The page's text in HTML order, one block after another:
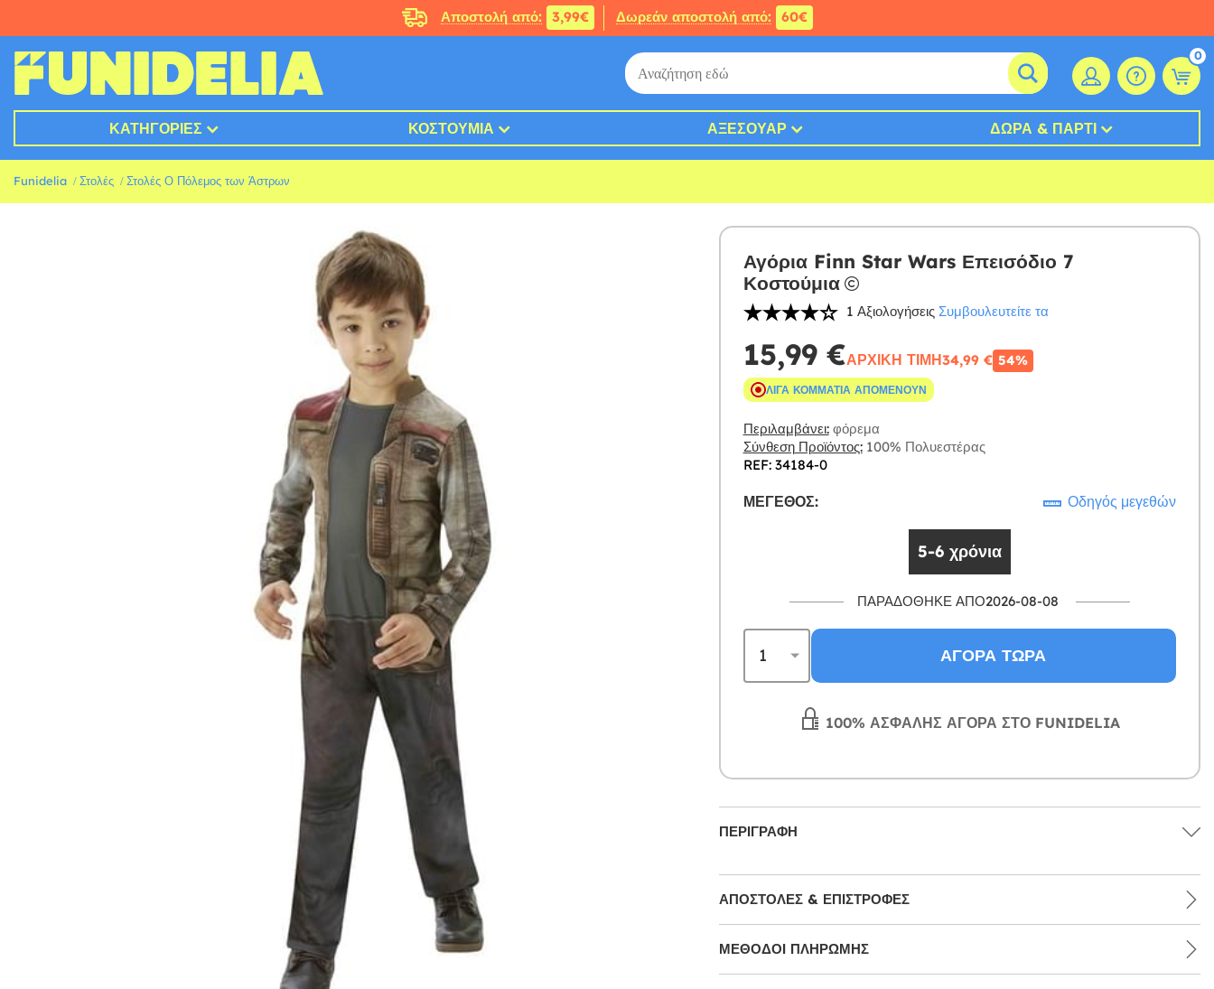
Αποστολή από: 3,99€ Δωρεάν αποστολή από: 60€
0
ΚΑΤΗΓΟΡΊΕΣ ΚΟΣΤΟΎΜΙΑ ΑΞΕΣΟΥΆΡ ΔΏΡΑ & ΠΆΡΤΙ
Funidelia Στολές Στολές Ο Πόλεμος των Άστρων
Αγόρια Finn Star Wars Επεισόδιο 7
Κοστούμια
1 Αξιολογήσεις Συμβουλευτείτε τα
15,99 €ΑΡΧΙΚΉ ΤΙΜΉ34,99 € 54%
ΛΊΓΑ ΚΟΜΜΆΤΙΑ ΑΠΟΜΈΝΟΥΝ
Περιλαμβάνει:φόρεμα
Σύνθεση Προϊόντος:100% Πολυεστέρας
REF: 34184-0
ΜΈΓΕΘΟΣ: Οδηγός μεγεθών
5-6 χρόνια
ΠΑΡΑΔΌΘΗΚΕ ΑΠΌ2026-08-08
ΑΓΟΡΆ ΤΏΡΑ
100% ΑΣΦΑΛΉΣ ΑΓΟΡΆ ΣΤΟ FUNIDELIA
ΠΕΡΙΓΡΑΦΉ
ΑΠΟΣΤΟΛΈΣ & ΕΠΙΣΤΡΟΦΈΣ
ΜΕΘΌΔΟΙ ΠΛΗΡΩΜΉΣ